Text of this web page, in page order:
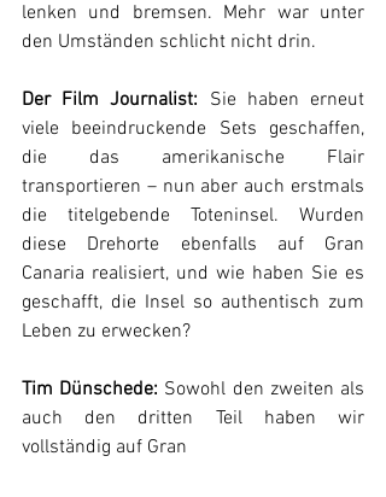
lenken und bremsen. Mehr war unter
den Umständen schlicht nicht drin.
Der Film Journalist: Sie haben erneut
viele beeindruckende Sets geschaffen,
die das amerikanische Flair
transportieren – nun aber auch erstmals
die titelgebende Toteninsel. Wurden
diese Drehorte ebenfalls auf Gran
Canaria realisiert, und wie haben Sie es
geschafft, die Insel so authentisch zum
Leben zu erwecken?
Tim Dünschede: Sowohl den zweiten als
auch den dritten Teil haben wir
vollständig auf Gran